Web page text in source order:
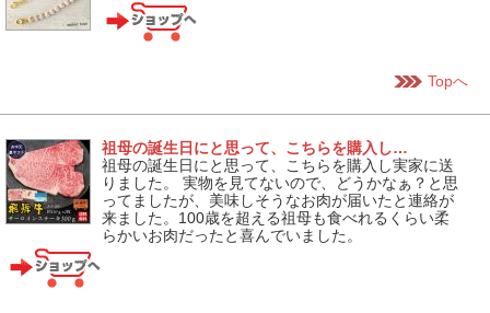
Topへ
祖母の誕生日にと思って、こちらを購入し…
祖母の誕生日にと思って、こちらを購入し実家に送
りました。 実物を見てないので、どうかなぁ？と思
ってましたが、美味しそうなお肉が届いたと連絡が
来ました。100歳を超える祖母も食べれるくらい柔
らかいお肉だったと喜んでいました。